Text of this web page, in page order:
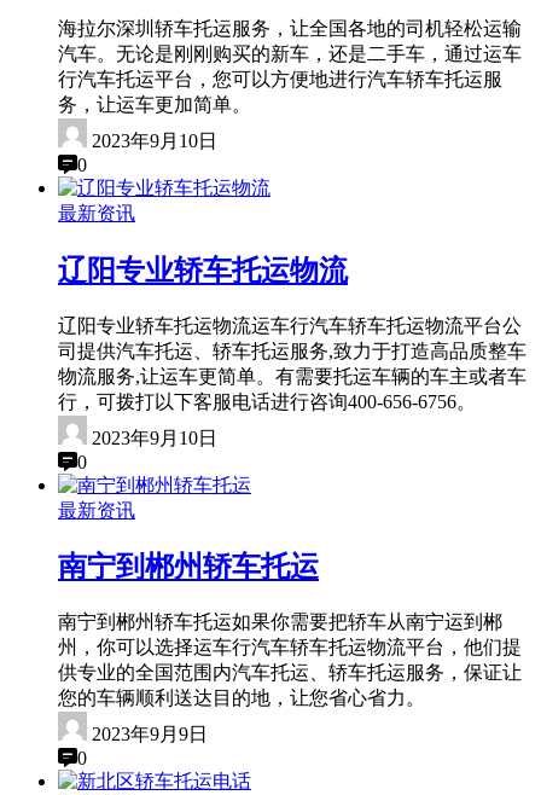
海拉尔深圳轿车托运服务，让全国各地的司机轻松运输
汽车。无论是刚刚购买的新车，还是二手车，通过运车
行汽车托运平台，您可以方便地进行汽车轿车托运服
务，让运车更加简单。
2023年9月10日
0
最新资讯
辽阳专业轿车托运物流
辽阳专业轿车托运物流运车行汽车轿车托运物流平台公
司提供汽车托运、轿车托运服务,致力于打造高品质整车
物流服务,让运车更简单。有需要托运车辆的车主或者车
行，可拨打以下客服电话进行咨询400-656-6756。
2023年9月10日
0
最新资讯
南宁到郴州轿车托运
南宁到郴州轿车托运如果你需要把轿车从南宁运到郴
州，你可以选择运车行汽车轿车托运物流平台，他们提
供专业的全国范围内汽车托运、轿车托运服务，保证让
您的车辆顺利送达目的地，让您省心省力。
2023年9月9日
0